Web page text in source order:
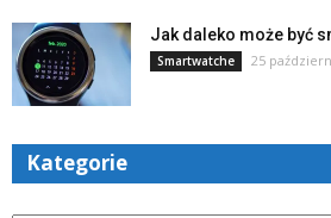
Jak daleko może być
Smartwatche 25
Kategorie
Kategorie